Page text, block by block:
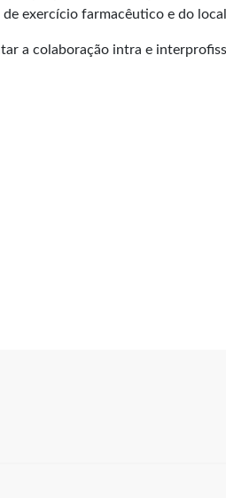
exercício farmacêutico e do
a colaboração intra e